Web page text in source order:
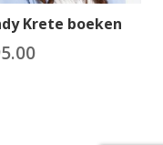
Krete boeken